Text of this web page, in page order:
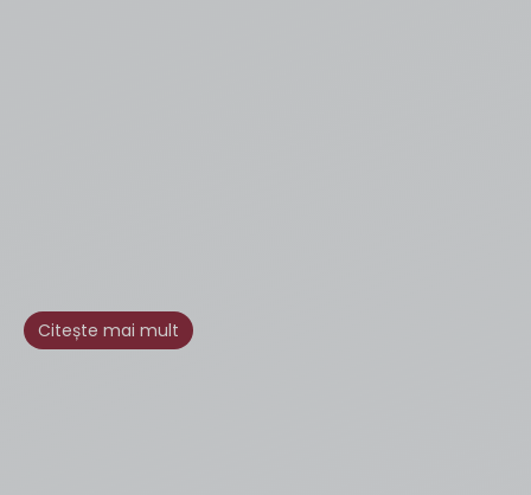
Citește mai mult